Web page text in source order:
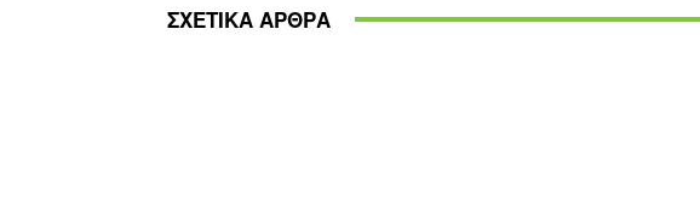
ΣΧΕΤΙΚΑ ΑΡΘΡΑ